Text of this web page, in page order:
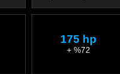
175 hp
+ %72